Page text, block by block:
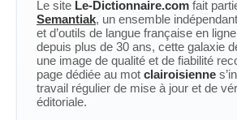
Le site Le-Dictionnaire.com fait
Semantiak, un ensemble
et d’outils de langue française en
depuis plus de 30 ans, cette galaxie
une image de qualité et de fiabilité
page dédiée au mot clairoisienne
travail régulier de mise à jour et de
éditoriale.